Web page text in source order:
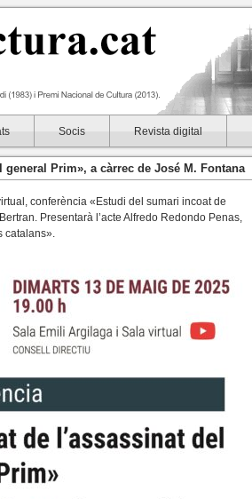
Socis Revista digital
Prim», a càrrec de José M. Fontana
conferència «Estudi del sumari incoat de
Presentarà l’acte Alfredo Redondo Penas,
catalans».